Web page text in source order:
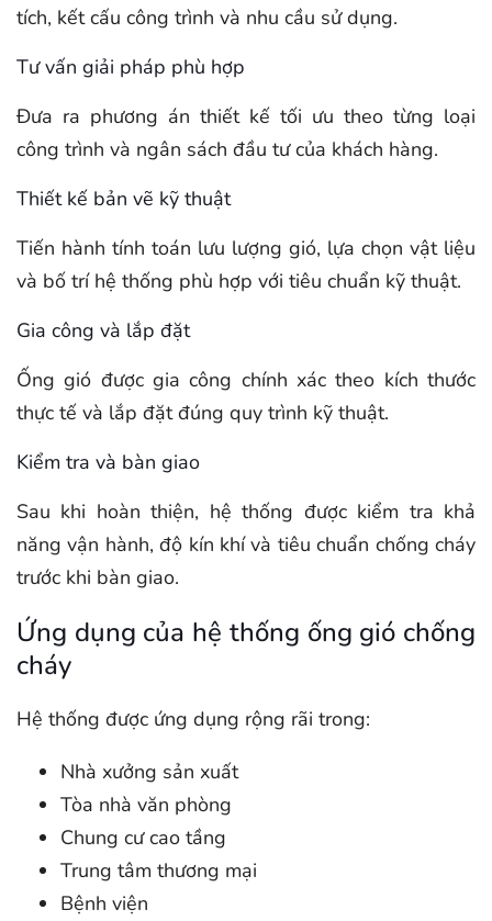
tích, kết cấu công trình và nhu cầu sử dụng.
Tư vấn giải pháp phù hợp
Đưa ra phương án thiết kế tối ưu theo từng loại
công trình và ngân sách đầu tư của khách hàng.
Thiết kế bản vẽ kỹ thuật
Tiến hành tính toán lưu lượng gió, lựa chọn vật liệu
và bố trí hệ thống phù hợp với tiêu chuẩn kỹ thuật.
Gia công và lắp đặt
Ống gió được gia công chính xác theo kích thước
thực tế và lắp đặt đúng quy trình kỹ thuật.
Kiểm tra và bàn giao
Sau khi hoàn thiện, hệ thống được kiểm tra khả
năng vận hành, độ kín khí và tiêu chuẩn chống cháy
trước khi bàn giao.
Ứng dụng của hệ thống ống gió chống
cháy
Hệ thống được ứng dụng rộng rãi trong:
Nhà xưởng sản xuất
Tòa nhà văn phòng
Chung cư cao tầng
Trung tâm thương mại
Bệnh viện